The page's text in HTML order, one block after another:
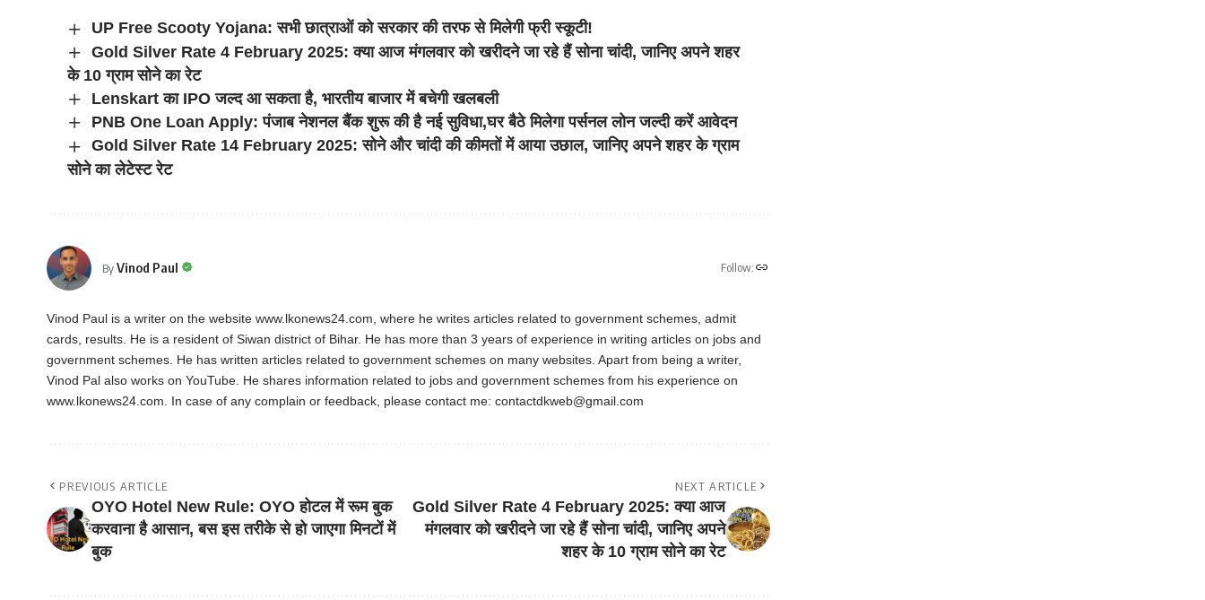
UP Free Scooty Yojana: सभी छात्राओं को सरकार की तरफ से मिलेगी फ्री स्कूटी!
Gold Silver Rate 4 February 2025: क्या आज मंगलवार को खरीदने जा रहे हैं सोना चांदी, जानिए अपने शहर
के 10 ग्राम सोने का रेट
Lenskart का IPO जल्द आ सकता है, भारतीय बाजार में बचेगी खलबली
PNB One Loan Apply: पंजाब नेशनल बैंक शुरू की है नई सुविधा,घर बैठे मिलेगा पर्सनल लोन जल्दी करें आवेदन
Gold Silver Rate 14 February 2025: सोने और चांदी की कीमतों में आया उछाल, जानिए अपने शहर के ग्राम
सोने का लेटेस्ट रेट
ByVinod Paul Follow:
Vinod Paul is a writer on the website www.lkonews24.com, where he writes articles related to government schemes, admit
cards, results. He is a resident of Siwan district of Bihar. He has more than 3 years of experience in writing articles on jobs and
government schemes. He has written articles related to government schemes on many websites. Apart from being a writer,
Vinod Pal also works on YouTube. He shares information related to jobs and government schemes from his experience on
www.lkonews24.com. In case of any complain or feedback, please contact me: contactdkweb@gmail.com
PREVIOUS ARTICLE
OYO Hotel New Rule: OYO होटल में रूम बुक
करवाना है आसान, बस इस तरीके से हो जाएगा मिनटों में
बुक
NEXT ARTICLE
Gold Silver Rate 4 February 2025: क्या आज
मंगलवार को खरीदने जा रहे हैं सोना चांदी, जानिए अपने
शहर के 10 ग्राम सोने का रेट